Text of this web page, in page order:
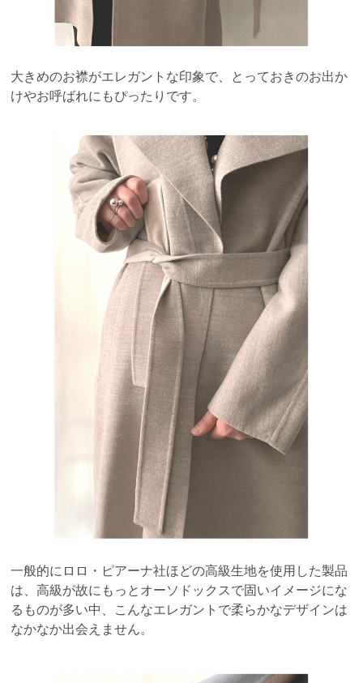
大きめのお襟がエレガントな印象で、とっておきのお出か
けやお呼ばれにもぴったりです。
一般的にロロ・ピアーナ社ほどの高級生地を使用した製品
は、高級が故にもっとオーソドックスで固いイメージにな
るものが多い中、こんなエレガントで柔らかなデザインは
なかなか出会えません。